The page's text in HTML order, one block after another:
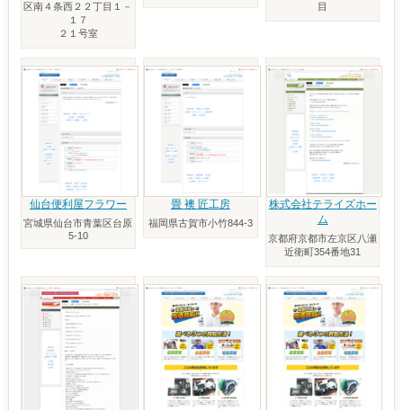
区南４条西２２丁目１－
１７
２１号室
目
仙台便利屋フラワー
宮城県仙台市青葉区台原
5-10
畳 襖 匠工房
福岡県古賀市小竹844-3
株式会社テライズホー
ム
京都府京都市左京区八瀬
近衛町354番地31